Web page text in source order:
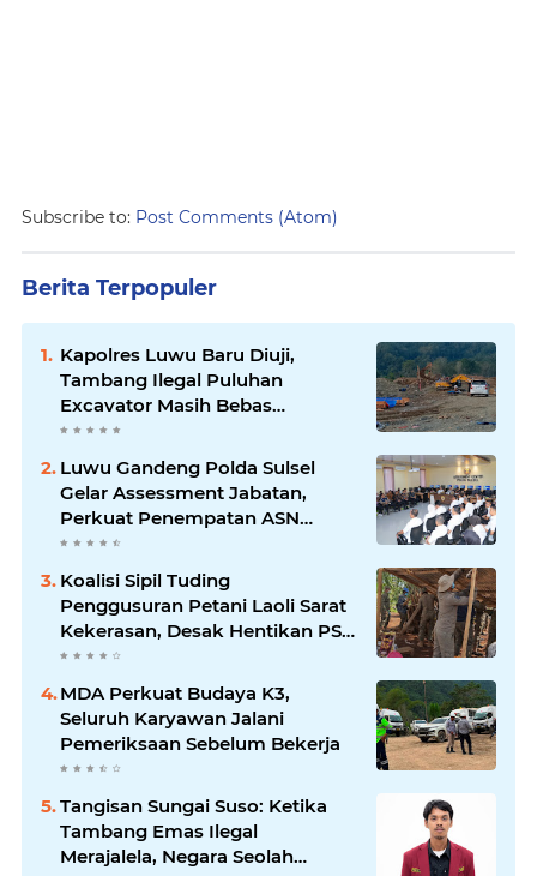
Subscribe to: Post Comments (Atom)
Berita Terpopuler
Kapolres Luwu Baru Diuji,
Tambang Ilegal Puluhan
Excavator Masih Bebas
Beroperasi
Luwu Gandeng Polda Sulsel
Gelar Assessment Jabatan,
Perkuat Penempatan ASN
Berbasis Kompetensi
Koalisi Sipil Tuding
Penggusuran Petani Laoli Sarat
Kekerasan, Desak Hentikan PSN
PT IHIP
MDA Perkuat Budaya K3,
Seluruh Karyawan Jalani
Pemeriksaan Sebelum Bekerja
Tangisan Sungai Suso: Ketika
Tambang Emas Ilegal
Merajalela, Negara Seolah